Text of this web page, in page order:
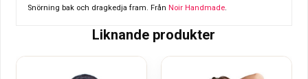
Snörning bak och dragkedja fram. Från Noir Handmade.
Liknande produkter